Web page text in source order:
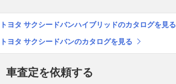
トヨタ サクシードバンハイブリッドのカタログを見る
トヨタ サクシードバンのカタログを見る
車査定を依頼する